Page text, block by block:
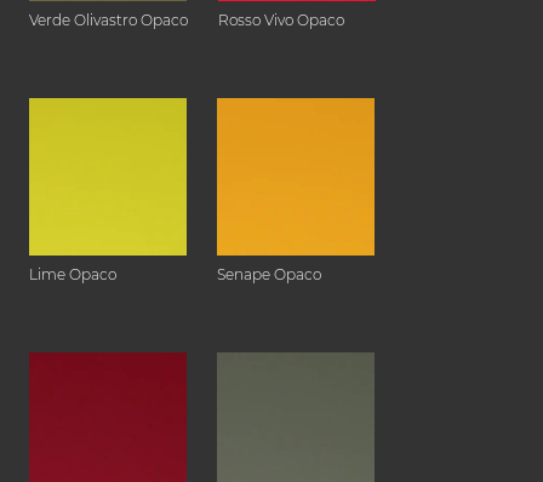
Verde Olivastro Opaco Rosso Vivo Opaco
Lime Opaco Senape Opaco